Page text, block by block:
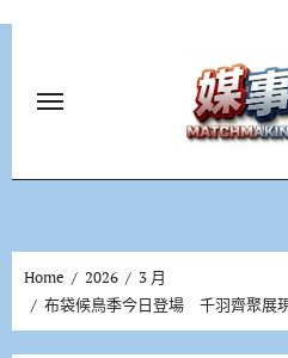
Home 2026
3 月
布袋候鳥季今日登場 千羽齊聚展